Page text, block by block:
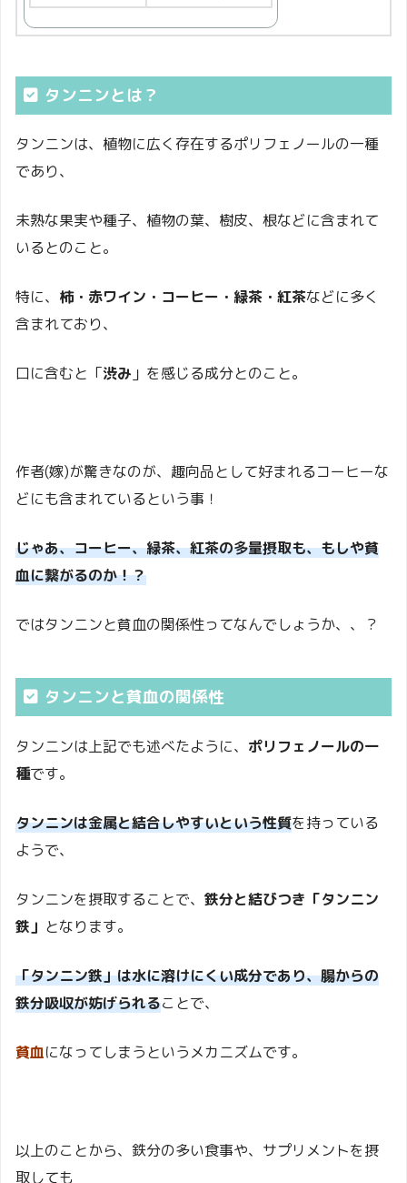
タンニンとは？
タンニンは、植物に広く存在するポリフェノールの一種
であり、
未熟な果実や種子、植物の葉、樹皮、根などに含まれて
いるとのこと。
特に、 柿・赤ワイン・コーヒー・緑茶・紅茶などに多く
含まれており、
口に含むと「渋み 」を感じる成分とのこと。
作者(嫁)が驚きなのが、趣向品として好まれるコーヒーな
どにも含まれているという事！
じゃあ、コーヒー、緑茶、紅茶の多量摂取も、もしや貧
血に繋がるのか！？
ではタンニンと貧血の関係性ってなんでしょうか、、？
タンニンと貧血の関係性
タンニンは上記でも述べたように、 ポリフェノールの一
種です。
タンニンは金属と結合しやすいという性質を持っている
ようで、
タンニンを摂取することで、 鉄分と結びつき「タンニン
鉄」 となります。
「タンニン鉄」は水に溶けにくい成分であり、腸からの
鉄分吸収が妨げられることで、
貧血になってしまうというメカニズムです。
以上のことから、鉄分の多い食事や、サプリメントを摂
取しても